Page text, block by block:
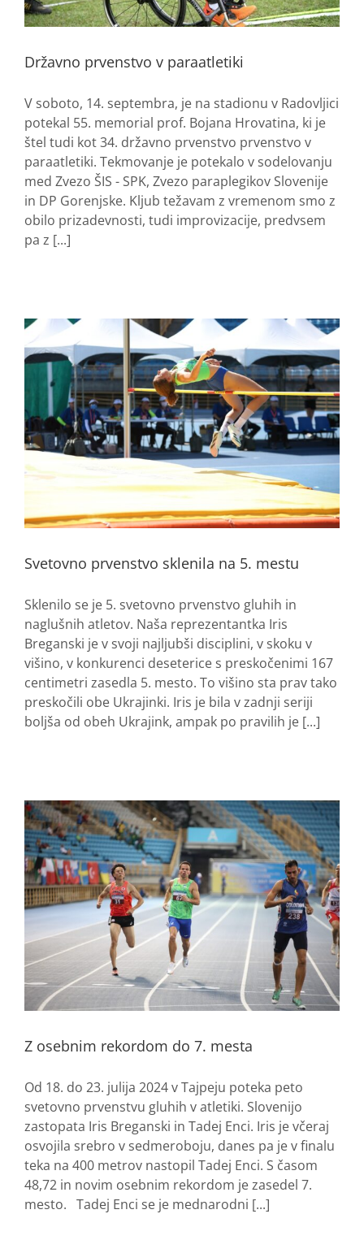
Državno prvenstvo v paraatletiki
V soboto, 14. septembra, je na stadionu v Radovljici
potekal 55. memorial prof. Bojana Hrovatina, ki je
štel tudi kot 34. državno prvenstvo prvenstvo v
paraatletiki. Tekmovanje je potekalo v sodelovanju
med Zvezo ŠIS - SPK, Zvezo paraplegikov Slovenije
in DP Gorenjske. Kljub težavam z vremenom smo z
obilo prizadevnosti, tudi improvizacije, predvsem
pa z [...]
Svetovno prvenstvo sklenila na 5. mestu
Sklenilo se je 5. svetovno prvenstvo gluhih in
naglušnih atletov. Naša reprezentantka Iris
Breganski je v svoji najljubši disciplini, v skoku v
višino, v konkurenci deseterice s preskočenimi 167
centimetri zasedla 5. mesto. To višino sta prav tako
preskočili obe Ukrajinki. Iris je bila v zadnji seriji
boljša od obeh Ukrajink, ampak po pravilih je [...]
Z osebnim rekordom do 7. mesta
Od 18. do 23. julija 2024 v Tajpeju poteka peto
svetovno prvenstvu gluhih v atletiki. Slovenijo
zastopata Iris Breganski in Tadej Enci. Iris je včeraj
osvojila srebro v sedmeroboju, danes pa je v finalu
teka na 400 metrov nastopil Tadej Enci. S časom
48,72 in novim osebnim rekordom je zasedel 7.
mesto. Tadej Enci se je mednarodni [...]